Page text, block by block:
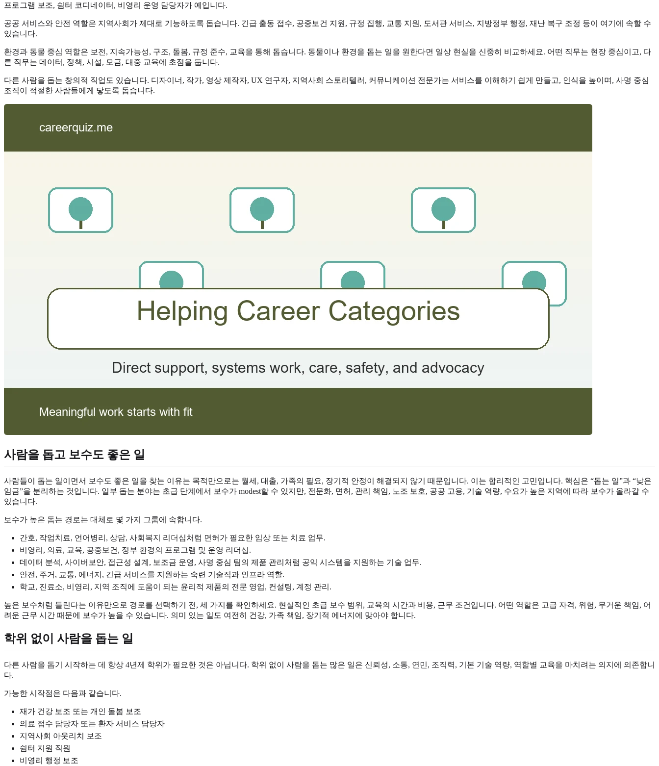
프로그램 보조, 쉼터 코디네이터, 비영리 운영 담당자가 예입니다.
공공 서비스와 안전 역할은 지역사회가 제대로 기능하도록 돕습니다. 긴급 출동 접수, 공중보건 지원, 규정 집행, 교통 지원, 도서관 서비스, 지방정부 행정, 재난 복구 조정 등이 여기에 속할 수
있습니다.
환경과 동물 중심 역할은 보전, 지속가능성, 구조, 돌봄, 규정 준수, 교육을 통해 돕습니다. 동물이나 환경을 돕는 일을 원한다면 일상 현실을 신중히 비교하세요. 어떤 직무는 현장 중심이고, 다
른 직무는 데이터, 정책, 시설, 모금, 대중 교육에 초점을 둡니다.
다른 사람을 돕는 창의적 직업도 있습니다. 디자이너, 작가, 영상 제작자, UX 연구자, 지역사회 스토리텔러, 커뮤니케이션 전문가는 서비스를 이해하기 쉽게 만들고, 인식을 높이며, 사명 중심
조직이 적절한 사람들에게 닿도록 돕습니다.
사람을 돕고 보수도 좋은 일
사람들이 돕는 일이면서 보수도 좋은 일을 찾는 이유는 목적만으로는 월세, 대출, 가족의 필요, 장기적 안정이 해결되지 않기 때문입니다. 이는 합리적인 고민입니다. 핵심은 “돕는 일”과 “낮은
임금”을 분리하는 것입니다. 일부 돕는 분야는 초급 단계에서 보수가 modest할 수 있지만, 전문화, 면허, 관리 책임, 노조 보호, 공공 고용, 기술 역량, 수요가 높은 지역에 따라 보수가 올라갈 수
있습니다.
보수가 높은 돕는 경로는 대체로 몇 가지 그룹에 속합니다.
간호, 작업치료, 언어병리, 상담, 사회복지 리더십처럼 면허가 필요한 임상 또는 치료 업무.
비영리, 의료, 교육, 공중보건, 정부 환경의 프로그램 및 운영 리더십.
데이터 분석, 사이버보안, 접근성 설계, 보조금 운영, 사명 중심 팀의 제품 관리처럼 공익 시스템을 지원하는 기술 업무.
안전, 주거, 교통, 에너지, 긴급 서비스를 지원하는 숙련 기술직과 인프라 역할.
학교, 진료소, 비영리, 지역 조직에 도움이 되는 윤리적 제품의 전문 영업, 컨설팅, 계정 관리.
높은 보수처럼 들린다는 이유만으로 경로를 선택하기 전, 세 가지를 확인하세요. 현실적인 초급 보수 범위, 교육의 시간과 비용, 근무 조건입니다. 어떤 역할은 고급 자격, 위험, 무거운 책임, 어
려운 근무 시간 때문에 보수가 높을 수 있습니다. 의미 있는 일도 여전히 건강, 가족 책임, 장기적 에너지에 맞아야 합니다.
학위 없이 사람을 돕는 일
다른 사람을 돕기 시작하는 데 항상 4년제 학위가 필요한 것은 아닙니다. 학위 없이 사람을 돕는 많은 일은 신뢰성, 소통, 연민, 조직력, 기본 기술 역량, 역할별 교육을 마치려는 의지에 의존합니
다.
가능한 시작점은 다음과 같습니다.
재가 건강 보조 또는 개인 돌봄 보조
의료 접수 담당자 또는 환자 서비스 담당자
지역사회 아웃리치 보조
쉼터 지원 직원
비영리 행정 보조